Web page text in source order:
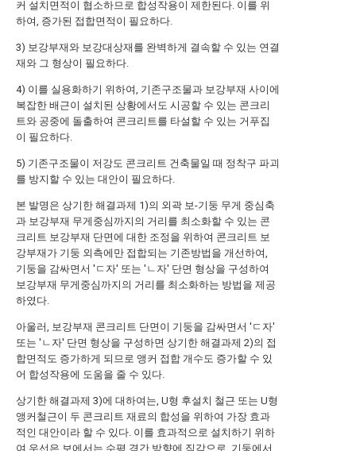
커 설치면적이 협소하므로 합성작용이 제한된다. 이를 위
하여, 증가된 접합면적이 필요하다.
3) 보강부재와 보강대상재를 완벽하게 결속할 수 있는 연결
재와 그 형상이 필요하다.
4) 이를 실용화하기 위하여, 기존구조물과 보강부재 사이에
복잡한 배근이 설치된 상황에서도 시공할 수 있는 콘크리
트와 공중에 돌출하여 콘크리트를 타설할 수 있는 거푸집
이 필요하다.
5) 기존구조물이 저강도 콘크리트 건축물일 때 정착구 파괴
를 방지할 수 있는 대안이 필요하다.
본 발명은 상기한 해결과제 1)의 외곽 보-기둥 무게 중심축
과 보강부재 무게중심까지의 거리를 최소화할 수 있는 콘
크리트 보강부재 단면에 대한 조정을 위하여 콘크리트 보
강부재가 기둥 외측에만 접합되는 기존방법을 개선하여,
기둥을 감싸면서 'ㄷ자' 또는 'ㄴ자' 단면 형상을 구성하여
보강부재 무게중심까지의 거리를 최소화하는 방법을 제공
하였다.
아울러, 보강부재 콘크리트 단면이 기둥을 감싸면서 'ㄷ자'
또는 'ㄴ자' 단면 형상을 구성하면 상기한 해결과제 2)의 접
합면적도 증가하게 되므로 앵커 접합 개수도 증가할 수 있
어 합성작용에 도움을 줄 수 있다.
상기한 해결과제 3)에 대하여는, U형 후설치 철근 또는 U형
앵커철근이 두 콘크리트 재료의 합성을 위하여 가장 효과
적인 대안이라 할 수 있다. 이를 효과적으로 설치하기 위하
여 우선은 보에서는 수평 경간 방향에 직각으로, 기둥에서